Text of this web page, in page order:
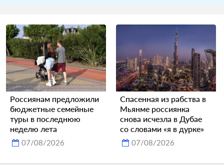
Россиянам предложили
бюджетные семейные
туры в последнюю
неделю лета
07/08/2026
Спасенная из рабства в
Мьянме россиянка
снова исчезла в Дубае
со словами «я в дурке»
07/08/2026